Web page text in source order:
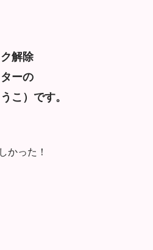
解除
ーの
こ）です。
かった！